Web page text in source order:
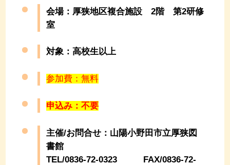
会場：厚狭地区複合施設 2階 第2研修
室
対象：高校生以上
参加費：無料
申込み：不要
主催/お問合せ：山陽小野田市立厚狭図
書館
TEL/0836-72-0323 FAX/0836-72-